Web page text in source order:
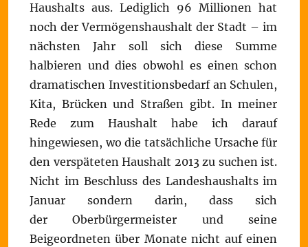
Haushalts aus. Lediglich 96 Millionen hat
noch der Vermögenshaushalt der Stadt – im
nächsten Jahr soll sich diese Summe
halbieren und dies obwohl es einen schon
dramatischen Investitionsbedarf an Schulen,
Kita, Brücken und Straßen gibt. In meiner
Rede zum Haushalt habe ich darauf
hingewiesen, wo die tatsächliche Ursache für
den verspäteten Haushalt 2013 zu suchen ist.
Nicht im Beschluss des Landeshaushalts im
Januar sondern darin, dass sich
der Oberbürgermeister und seine
Beigeordneten über Monate nicht auf einen